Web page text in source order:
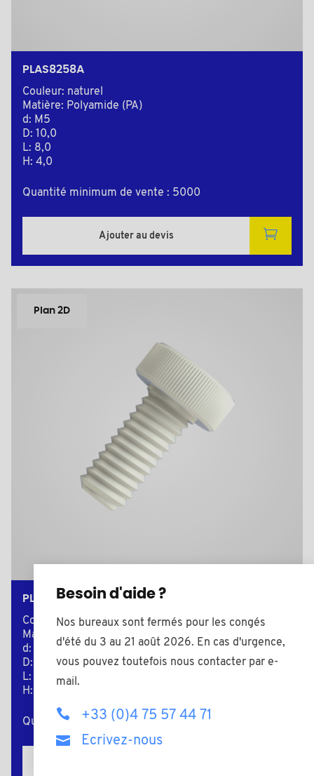
PLAS8258A
Couleur: naturel
Matière: Polyamide (PA)
d: M5
D: 10,0
L: 8,0
H: 4,0
Quantité minimum de vente : 5000
Ajouter au devis
Plan 2D
PLAS82610A
Couleur: naturel
Matière: Polyamide (PA)
d: M6
D: 10,0
L: 10,0
H: 4,0
Quantité minimum de vente : 5000
Besoin d'aide ?
Nos bureaux sont fermés pour les congés
d'été du 3 au 21 août 2026. En cas d'urgence,
vous pouvez toutefois nous contacter par e-
mail.
+33 (0)4 75 57 44 71
Ecrivez-nous